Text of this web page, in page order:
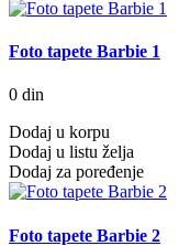
Foto tapete Barbie 1
0 din
Dodaj u korpu
Dodaj u listu želja
Dodaj za poređenje
Foto tapete Barbie 2